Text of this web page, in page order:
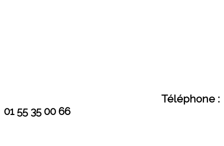
Téléphone :
01 55 35 00 66